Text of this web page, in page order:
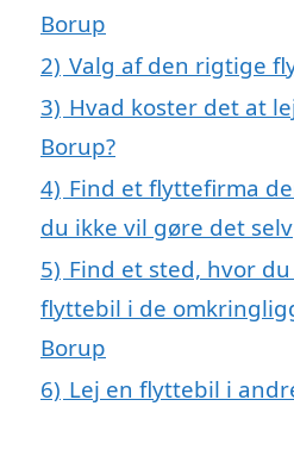
Borup
2) Valg af den rigtige
3) Hvad koster det at
Borup?
4) Find et flyttefirma
du ikke vil gøre det selv
5) Find et sted, hvor
flyttebil i de
Borup
6) Lej en flyttebil i